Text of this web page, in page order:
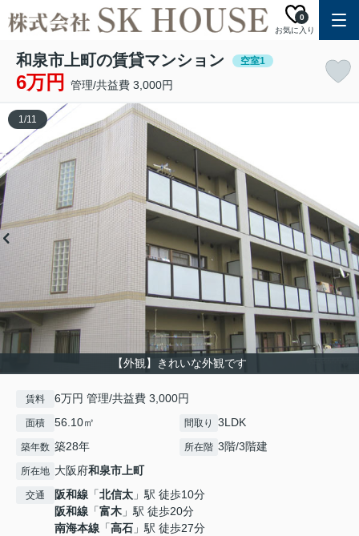
お気に入り
0
和泉市上町の賃貸マンション 空室1
6万円 管理/共益費 3,000円
【外観】きれいな外観です
1/11
賃料 6万円 管理/共益費 3,000円
面積 56.10㎡ 間取り 3LDK
築年数 築28年 所在階 3階/3階建
所在地 大阪府和泉市上町
交通 阪和線 「北信太 」駅 徒歩10分
阪和線 「富木 」駅 徒歩20分
南海本線 「高石 」駅 徒歩27分